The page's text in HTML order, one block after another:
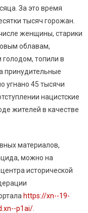
За это время
тысяч горожан.
женщины, старики
облавам,
топили в
принудительные
угнано 45 тысячи
нацистские
жителей в качестве
материалов,
можно на
исторической
https://xn--19-
p1ai/.